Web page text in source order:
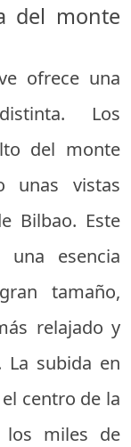
del monte
ofrece una
Los
del monte
unas vistas
Bilbao. Este
esencia
tamaño,
relajado y
La subida en
centro de la
miles de